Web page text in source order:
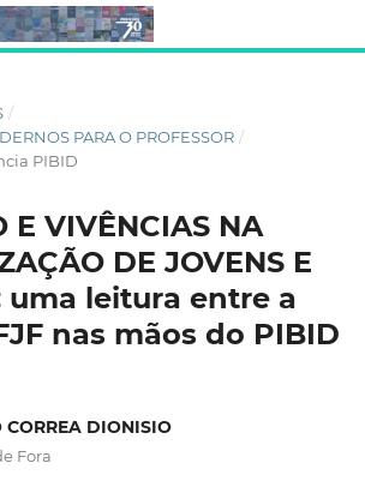
/
PARA O PROFESSOR /
PIBID
E VIVÊNCIAS NA
DE JOVENS E
uma leitura entre a
nas mãos do PIBID
CORREA DIONISIO
Fora